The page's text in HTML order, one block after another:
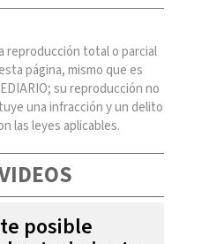
reproducción total o parcial
página, mismo que es
su reproducción no
una infracción y un delito
las leyes aplicables.
posible